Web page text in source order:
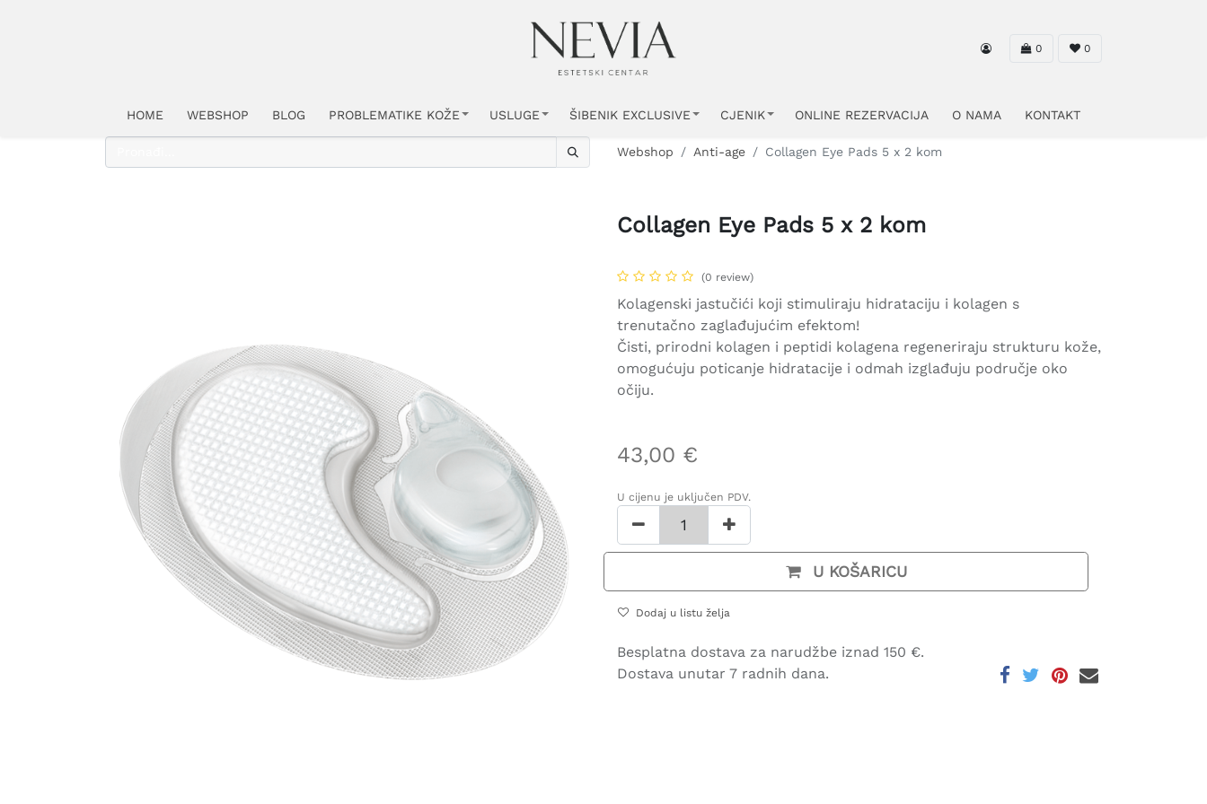
0 0
HOME WEBSHOP BLOG PROBLEMATIKE KOŽE USLUGE ŠIBENIK EXCLUSIVE CJENIK ONLINE REZERVACIJA O NAMA KONTAKT
Webshop Anti-age Collagen Eye Pads 5 x 2 kom
Collagen Eye Pads 5 x 2 kom
(0 review)
Kolagenski jastučići koji stimuliraju hidrataciju i kolagen s
trenutačno zaglađujućim efektom!
Čisti, prirodni kolagen i peptidi kolagena regeneriraju strukturu kože,
omogućuju poticanje hidratacije i odmah izglađuju područje oko
očiju.
43,00 €
U cijenu je uključen PDV.
U KOŠARICU
Dodaj u listu želja
Besplatna dostava za narudžbe iznad 150 €.
Dostava unutar 7 radnih dana.